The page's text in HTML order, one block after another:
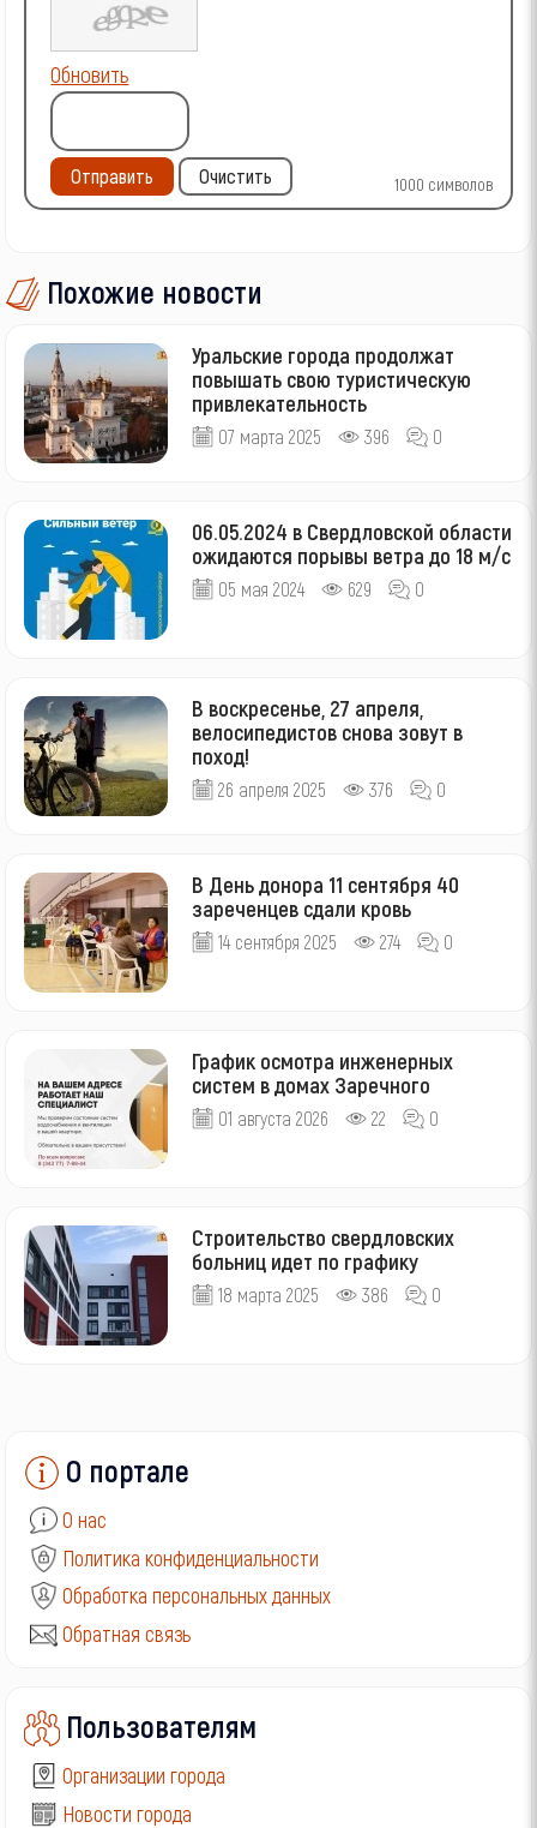
1000 символов
Обновить
Отправить Очистить
Похожие новости
Уральские города продолжат
повышать свою туристическую
привлекательность
07 марта 2025 396 0
06.05.2024 в Свердловской области
ожидаются порывы ветра до 18 м/с
05 мая 2024 629 0
В воскресенье, 27 апреля,
велосипедистов снова зовут в
поход!
26 апреля 2025 376 0
В День донора 11 сентября 40
зареченцев сдали кровь
14 сентября 2025 274 0
График осмотра инженерных
систем в домах Заречного
01 августа 2026 22 0
Строительство свердловских
больниц идет по графику
18 марта 2025 386 0
О портале
О нас
Политика конфиденциальности
Обработка персональных данных
Обратная связь
Пользователям
Организации города
Новости города